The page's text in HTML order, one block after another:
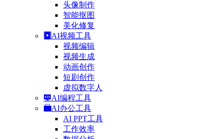
头像制作
智能抠图
美化修复
AI视频工具
视频编辑
视频生成
动画创作
短剧创作
虚拟数字人
AI编程工具
AI办公工具
AI PPT工具
工作效率